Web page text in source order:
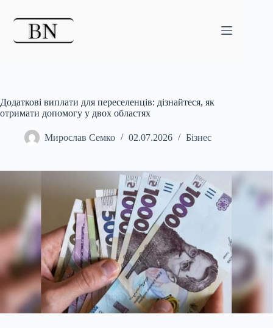
Додаткові виплати для переселенців: дізнайтеся, як
отримати допомогу у двох областях
Мирослав Семко 02.07.2026 Бізнес